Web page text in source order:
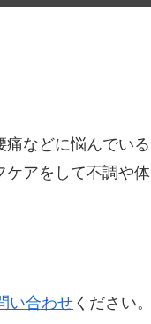
痛などに悩んでいる
ケアをして不調や体
い合わせ ください。